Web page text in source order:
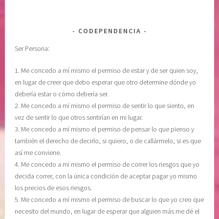
CODEPENDENCIA
Ser Persona:
1. Me concedo a mí mismo el permiso de estar y de ser quien soy,
en lugar de creer que debo esperar que otro determine dónde yo
debería estar o cómo debería ser.
2. Me concedo a mí mismo el permiso de sentir lo que siento, en
vez de sentir lo que otros sentirían en mi lugar.
3. Me concedo a mí mismo el permiso de pensar lo que pienso y
también el derecho de decirlo, si quiero, o de callármelo, si es que
así me conviene.
4. Me concedo a mí mismo el permiso de correr los riesgos que yo
decida correr, con la única condición de aceptar pagar yo mismo
los precios de esos riesgos.
5. Me concedo a mí mismo el permiso de buscar lo que yo creo que
necesito del mundo, en lugar de esperar que alguien más me dé el